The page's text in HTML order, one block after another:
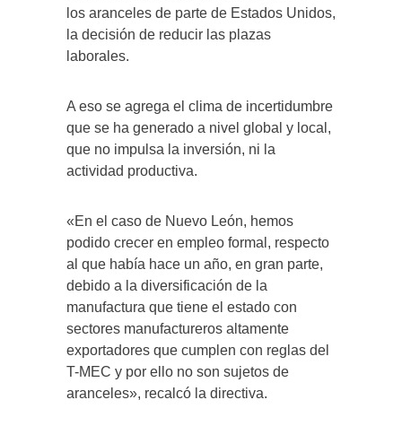
los aranceles de parte de Estados Unidos,
la decisión de reducir las plazas
laborales.
A eso se agrega el clima de incertidumbre
que se ha generado a nivel global y local,
que no impulsa la inversión, ni la
actividad productiva.
«En el caso de Nuevo León, hemos
podido crecer en empleo formal, respecto
al que había hace un año, en gran parte,
debido a la diversificación de la
manufactura que tiene el estado con
sectores manufactureros altamente
exportadores que cumplen con reglas del
T-MEC y por ello no son sujetos de
aranceles», recalcó la directiva.